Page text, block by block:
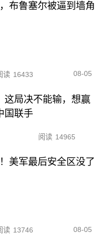
布鲁塞尔被逼到墙角
读 16433 08-05
这局决不能输，想赢
国联手
阅读 14965
美军最后安全区没了
读 13746 08-05